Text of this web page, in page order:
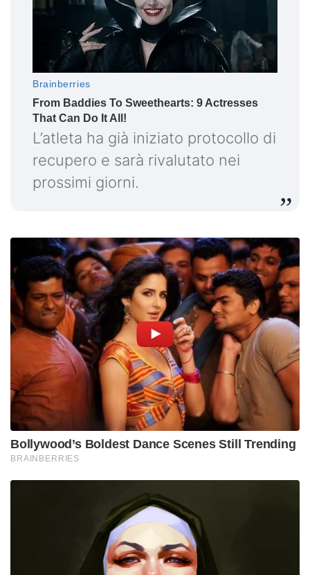
L’atleta ha già iniziato protocollo di
recupero e sarà rivalutato nei
prossimi giorni.